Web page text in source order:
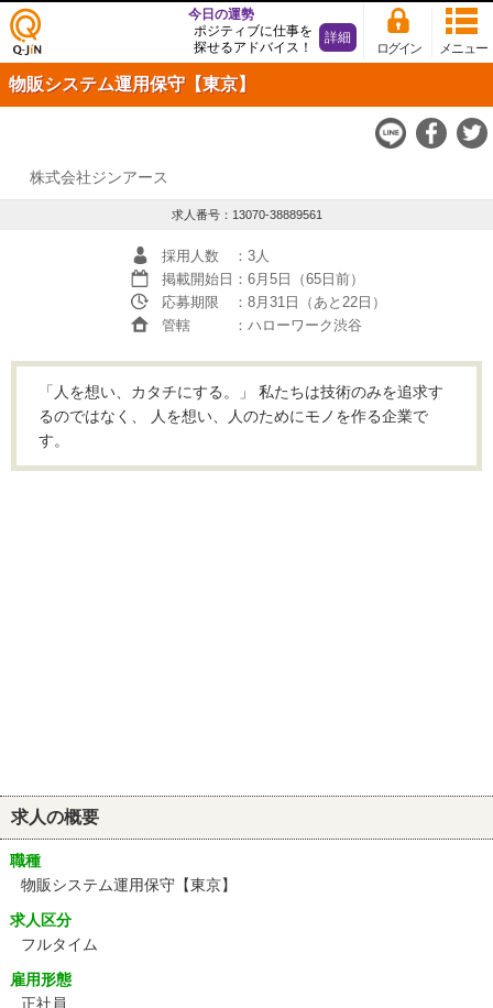
仕事
探し
の求
Q-JiN
メニュー
ログイン
今日の運勢
ポジティブに仕事を
探せるアドバイス！
詳細
物販システム運用保守【東京】
株式会社ジンアース
求人番号：13070-38889561
採用人数
：3人
掲載開始日 ：6月5日（65日前）
応募期限
：8月31日（あと22日）
管轄
：ハローワーク渋谷
「人を想い、カタチにする。」 私たちは技術のみを追求す
るのではなく、 人を想い、人のためにモノを作る企業で
す。
求人の概要
職種
物販システム運用保守【東京】
求人区分
フルタイム
雇用形態
正社員